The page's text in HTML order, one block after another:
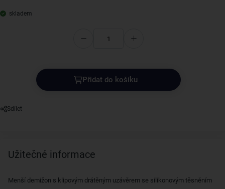
skladem
Přidat do košíku
Sdílet
Užitečné informace
Menší demižon s klipovým drátěným uzávěrem se silikonovým těsněním